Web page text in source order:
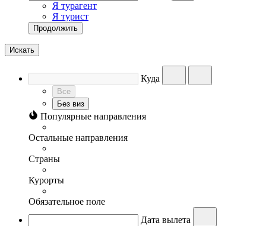
Я турагент
Я турист
Продолжить
Искать
Куда
Все
Без виз
Популярные направления
Остальные направления
Страны
Курорты
Обязательное поле
Дата вылета